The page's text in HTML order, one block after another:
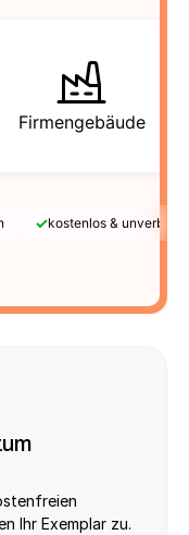
Firmengebäude
✓kostenlos &
Ihr Exemplar zu.